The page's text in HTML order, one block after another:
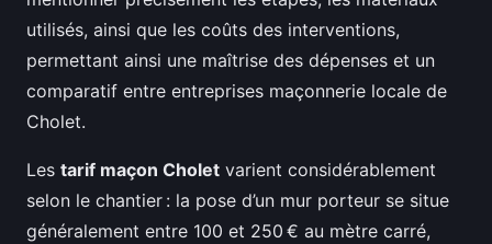
utilisés, ainsi que les coûts des interventions,
permettant ainsi une maîtrise des dépenses et un
comparatif entre entreprises maçonnerie locale de
Cholet.
Les tarif maçon Cholet varient considérablement
selon le chantier : la pose d’un mur porteur se situe
généralement entre 100 et 250 € au mètre carré,